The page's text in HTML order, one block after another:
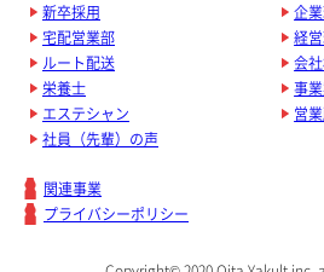
新卒採用
宅配営業部
ルート配送
栄養士
エステシャン
社員（先輩）の声
企
経
会
事
営
関連事業
プライバシーポリシー